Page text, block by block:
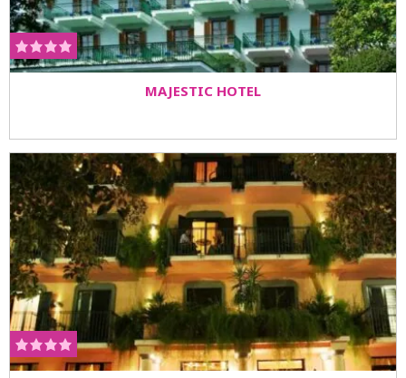
MAJESTIC HOTEL